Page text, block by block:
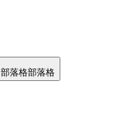
部落格部落格